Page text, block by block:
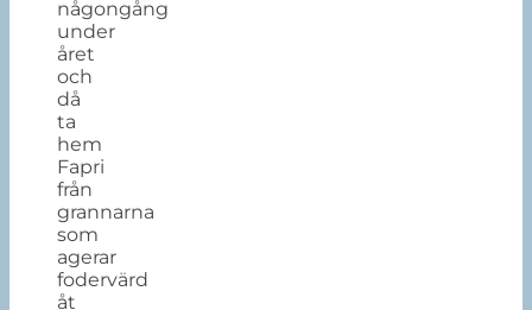
någongång
under
året
och
då
ta
hem
Fapri
från
grannarna
som
agerar
fodervärd
åt